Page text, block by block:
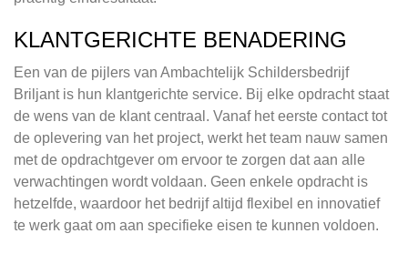
KLANTGERICHTE BENADERING
Een van de pijlers van Ambachtelijk Schildersbedrijf
Briljant is hun klantgerichte service. Bij elke opdracht staat
de wens van de klant centraal. Vanaf het eerste contact tot
de oplevering van het project, werkt het team nauw samen
met de opdrachtgever om ervoor te zorgen dat aan alle
verwachtingen wordt voldaan. Geen enkele opdracht is
hetzelfde, waardoor het bedrijf altijd flexibel en innovatief
te werk gaat om aan specifieke eisen te kunnen voldoen.